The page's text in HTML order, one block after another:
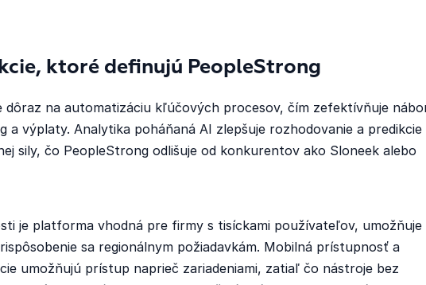
ktoré definujú PeopleStrong
dôraz na automatizáciu kľúčových procesov, čím zefektívňuje
a výplaty. Analytika poháňaná AI zlepšuje rozhodovanie a predikcie
sily, čo PeopleStrong odlišuje od konkurentov ako Sloneek alebo
je platforma vhodná pre firmy s tisíckami používateľov, umožňuje
sa regionálnym požiadavkám. Mobilná prístupnosť a
umožňujú prístup naprieč zariadeniami, zatiaľ čo nástroje bez